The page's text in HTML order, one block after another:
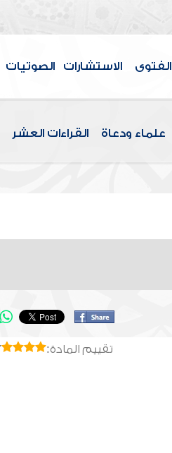
الفتوى الاستشارات الصوتيات
علماء ودعاة القراءات العشر
تقييم المادة: